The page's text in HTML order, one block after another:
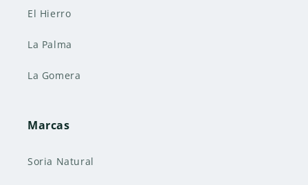
El Hierro
La Palma
La Gomera
Marcas
Soria Natural